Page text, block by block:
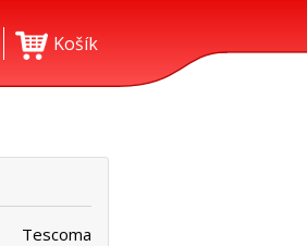
Košík
Tescoma